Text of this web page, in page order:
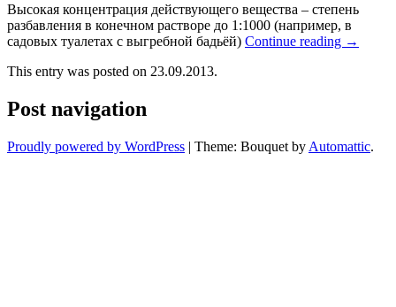
Высокая концентрация действующего вещества – степень
разбавления в конечном растворе до 1:1000 (например, в
садовых туалетах с выгребной бадьёй) Continue reading →
This entry was posted on 23.09.2013.
Post navigation
Proudly powered by WordPress | Theme: Bouquet by Automattic.